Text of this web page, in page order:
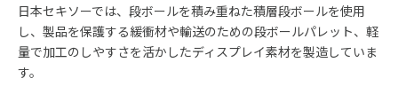
日本セキソーでは、段ボールを積み重ねた積層段ボールを使用
し、製品を保護する緩衝材や輸送のための段ボールパレット、軽
量で加工のしやすさを活かしたディスプレイ素材を製造していま
す。